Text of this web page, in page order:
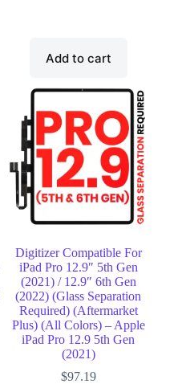
Add to cart
Digitizer Compatible For
iPad Pro 12.9″ 5th Gen
(2021) / 12.9″ 6th Gen
(2022) (Glass Separation
Required) (Aftermarket
Plus) (All Colors) – Apple
iPad Pro 12.9 5th Gen
(2021)
$97.19